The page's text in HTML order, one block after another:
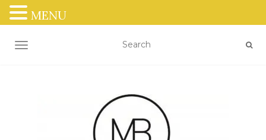
OUVRIR/FERMER LA NAVIGATION
MENU